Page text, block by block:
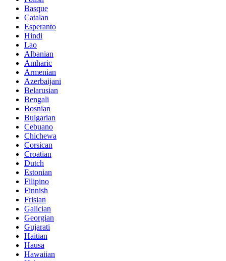
Basque
Catalan
Esperanto
Hindi
Lao
Albanian
Amharic
Armenian
Azerbaijani
Belarusian
Bengali
Bosnian
Bulgarian
Cebuano
Chichewa
Corsican
Croatian
Dutch
Estonian
Filipino
Finnish
Frisian
Galician
Georgian
Gujarati
Haitian
Hausa
Hawaiian